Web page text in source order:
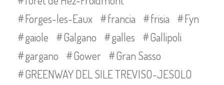
Forges-les-Eaux
francia frisia
Fyn
gaiole
Galgano galles
Gallipoli
gargano
Gower
Gran Sasso
GREENWAY DEL SILE TREVISO-JESOLO